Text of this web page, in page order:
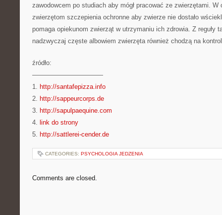
zawodowcem po studiach aby mógł pracować ze zwierzętami. W
zwierzętom szczepienia ochronne aby zwierze nie dostało
pomaga opiekunom zwierząt w utrzymaniu ich zdrowia. Z reguły
nadzwyczaj częste albowiem zwierzęta również chodzą na
źródło:
———————————
1. http://santafepizza.info
2. http://sappeurcorps.de
3. http://sapulpaequine.com
4. link do strony
5. http://sattlerei-cender.de
CATEGORIES: PSYCHOLOGIA JEDZENIA
Comments are closed.